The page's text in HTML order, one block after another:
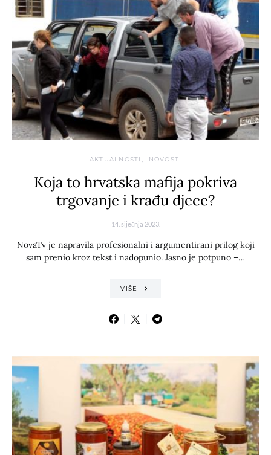
AKTUALNOSTI NOVOSTI
Koja to hrvatska mafija pokriva
trgovanje i krađu djece?
14. siječnja 2023.
NovaTv je napravila profesionalni i argumentirani prilog koji
sam prenio kroz tekst i nadopunio. Jasno je potpuno –…
VIŠE